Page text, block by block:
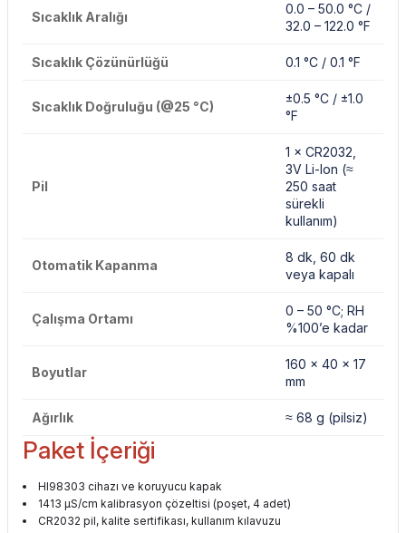
Sıcaklık Aralığı
0.0 – 50.0 °C /
32.0 – 122.0 °F
Sıcaklık Çözünürlüğü 0.1 °C / 0.1 °F
Sıcaklık Doğruluğu (@25 °C)
±0.5 °C / ±1.0
°F
Pil
1 × CR2032,
3V Li-Ion (≈
250 saat
sürekli
kullanım)
Otomatik Kapanma
8 dk, 60 dk
veya kapalı
Çalışma Ortamı
0 – 50 °C; RH
%100’e kadar
Boyutlar
160 × 40 × 17
mm
Ağırlık ≈ 68 g (pilsiz)
Paket İçeriği
HI98303 cihazı ve koruyucu kapak
1413 µS/cm kalibrasyon çözeltisi (poşet, 4 adet)
CR2032 pil, kalite sertifikası, kullanım kılavuzu